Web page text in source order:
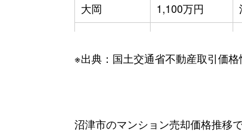
大岡
1,100万円
大岡
1,100万円
大手町
3,700万円
※出典：国土交通省不動産取引価格
沼津市のマンション売却価格推移で